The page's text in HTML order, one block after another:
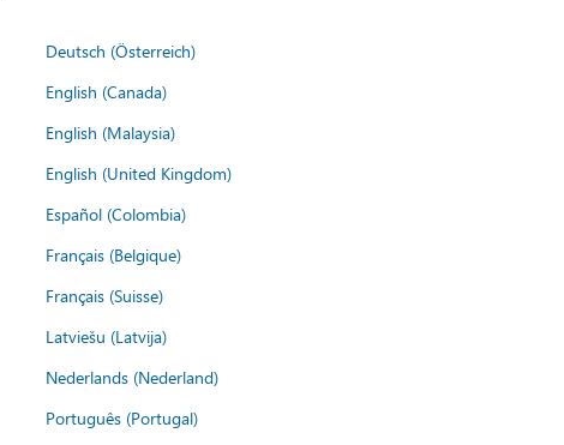
Deutsch (Österreich)
English (Canada)
English (Malaysia)
English (United Kingdom)
Español (Colombia)
Français (Belgique)
Français (Suisse)
Latviešu (Latvija)
Nederlands (Nederland)
Português (Portugal)